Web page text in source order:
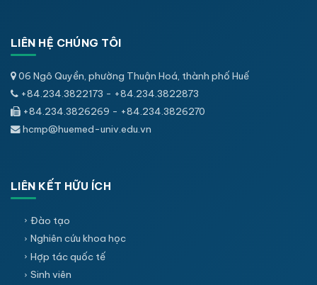
LIÊN HỆ CHÚNG TÔI
06 Ngô Quyền, phường Thuận Hoá, thành phố Huế
+84.234.3822173 - +84.234.3822873
+84.234.3826269 - +84.234.3826270
hcmp@huemed-univ.edu.vn
LIÊN KẾT HỮU ÍCH
Đào tạo
Nghiên cứu khoa học
Hợp tác quốc tế
Sinh viên